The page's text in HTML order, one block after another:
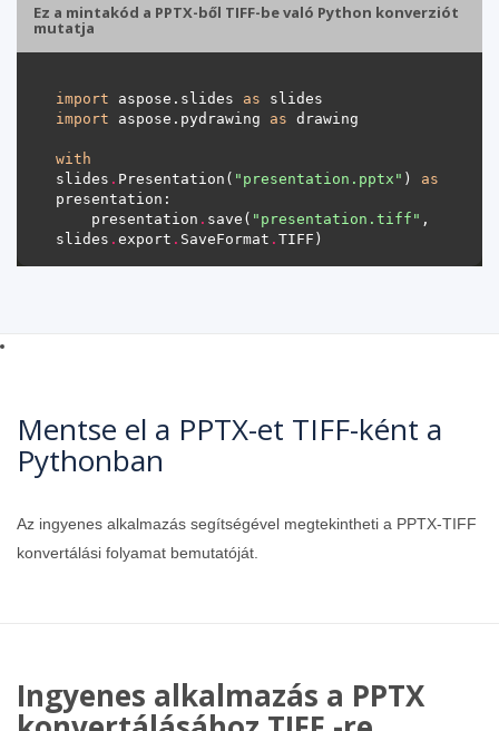
Ez a mintakód a PPTX-ből TIFF-be való Python konverziót
mutatja
import aspose.slides as
import aspose.pydrawing as
with
slides . Presentation( "presentation.pptx" ) as
    presentation
. save( "presentation.tiff" ,
slides . export . SaveFormat .
Mentse el a PPTX-et TIFF-ként a
Pythonban
Az ingyenes alkalmazás segítségével megtekintheti a PPTX-TIFF
konvertálási folyamat bemutatóját.
Ingyenes alkalmazás a PPTX